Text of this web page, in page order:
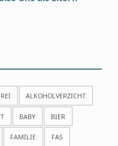
ALKOHOLVERZICHT
BABY BIER
FAMILIE FAS